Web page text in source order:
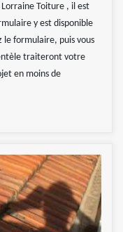
Toiture , il est
y est disponible
le formulaire, puis vous
traiteront votre
en moins de